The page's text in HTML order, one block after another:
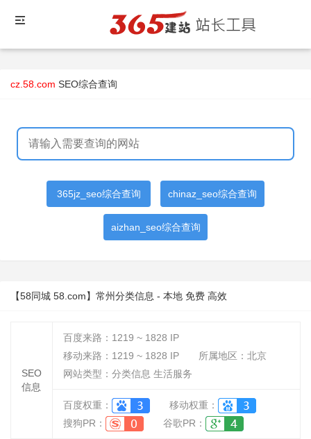
cz.58.com SEO综合查询
365jz_seo综合查询 chinaz_seo综合查询
aizhan_seo综合查询
【58同城 58.com】常州分类信息 - 本地 免费 高效
SEO
信息
百度来路： 1219 ~ 1828 IP
移动来路： 1219 ~ 1828 IP
所属地区：北京
网站类型：分类信息 生活服务
百度权重：
移动权重：
搜狗PR：
谷歌PR：